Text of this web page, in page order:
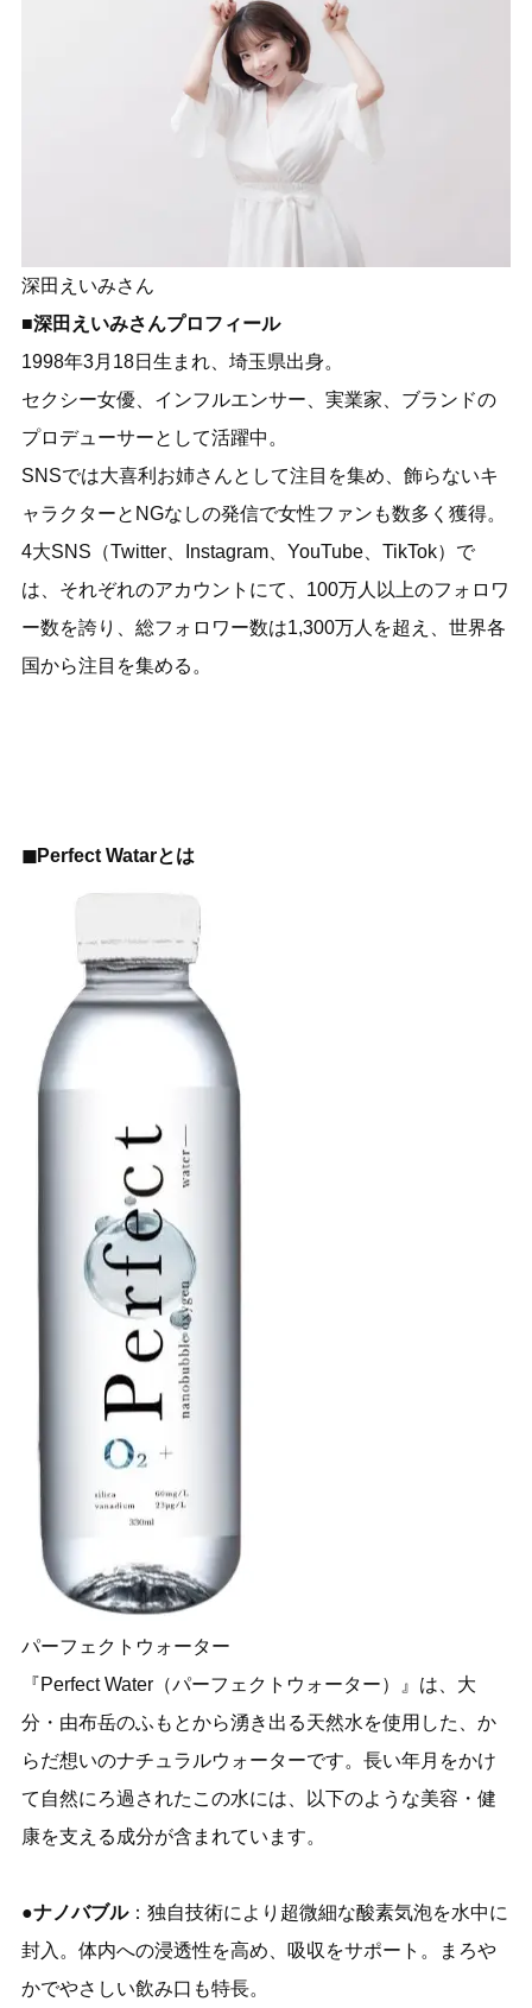
深田えいみさん
■深田えいみさんプロフィール
1998年3月18日生まれ、埼玉県出身。
セクシー女優、インフルエンサー、実業家、ブランドの
プロデューサーとして活躍中。
SNSでは大喜利お姉さんとして注目を集め、飾らないキ
ャラクターとNGなしの発信で女性ファンも数多く獲得。
4大SNS（Twitter、Instagram、YouTube、TikTok）で
は、それぞれのアカウントにて、100万人以上のフォロワ
ー数を誇り、総フォロワー数は1,300万人を超え、世界各
国から注目を集める。
◼︎Perfect Watarとは
パーフェクトウォーター
『Perfect Water（パーフェクトウォーター）』は、大
分・由布岳のふもとから湧き出る天然水を使用した、か
らだ想いのナチュラルウォーターです。長い年月をかけ
て自然にろ過されたこの水には、以下のような美容・健
康を支える成分が含まれています。
●ナノバブル：独自技術により超微細な酸素気泡を水中に
封入。体内への浸透性を高め、吸収をサポート。まろや
かでやさしい飲み口も特長。